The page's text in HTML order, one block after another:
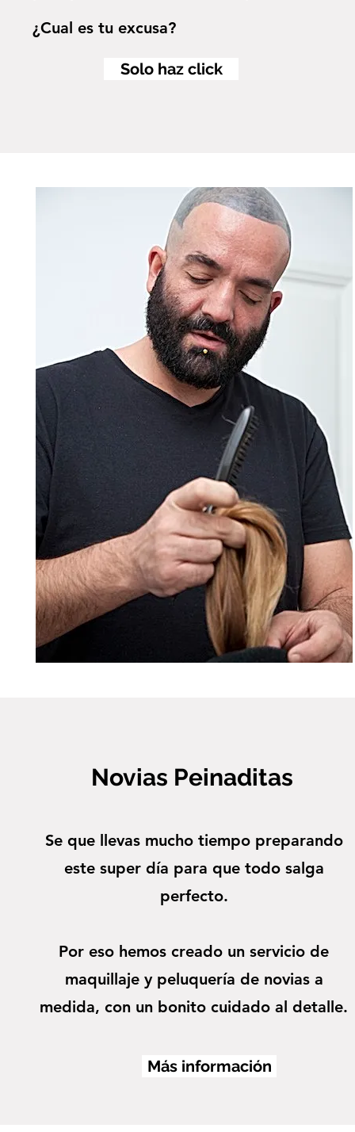
¿Cual es tu excusa?
Solo haz click
Novias Peinaditas
Se que llevas mucho tiempo preparando
este super día para que todo salga
perfecto.
Por eso hemos creado un servicio de
maquillaje y peluquería de novias a
medida, con un bonito cuidado al detalle.
Más información